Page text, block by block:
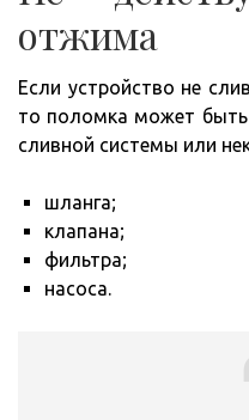
отжима
Если устройство не
то поломка может быть
сливной системы или
шланга;
клапана;
фильтра;
насоса.